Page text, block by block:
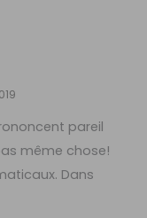
pareil
même chose!
Dans